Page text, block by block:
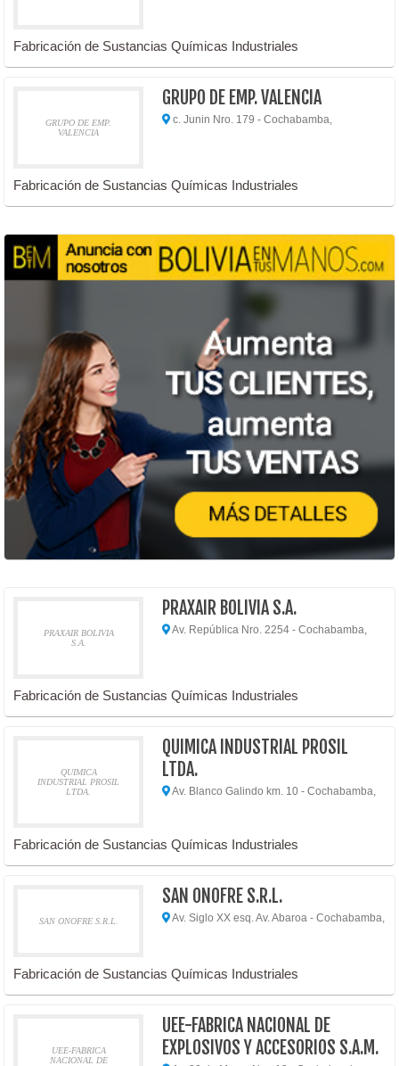
Fabricación de Sustancias Químicas Industriales
GRUPO DE EMP.
VALENCIA
GRUPO DE EMP. VALENCIA
c. Junin Nro. 179 - Cochabamba,
Fabricación de Sustancias Químicas Industriales
PRAXAIR BOLIVIA
S.A.
PRAXAIR BOLIVIA S.A.
Av. República Nro. 2254 - Cochabamba,
Fabricación de Sustancias Químicas Industriales
QUIMICA
INDUSTRIAL PROSIL
LTDA.
QUIMICA INDUSTRIAL PROSIL
LTDA.
Av. Blanco Galindo km. 10 - Cochabamba,
Fabricación de Sustancias Químicas Industriales
SAN ONOFRE S.R.L.
SAN ONOFRE S.R.L.
Av. Siglo XX esq. Av. Abaroa - Cochabamba,
Fabricación de Sustancias Químicas Industriales
UEE-FABRICA
NACIONAL DE
UEE-FABRICA NACIONAL DE
EXPLOSIVOS Y ACCESORIOS S.A.M.